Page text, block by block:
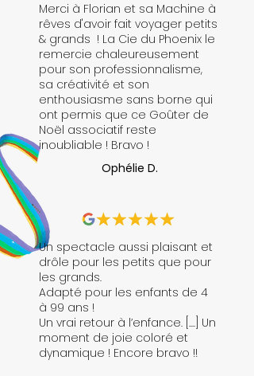
Merci à Florian et sa Machine à
rêves d'avoir fait voyager petits
& grands ! La Cie du Phoenix le
remercie chaleureusement
pour son professionnalisme,
sa créativité et son
enthousiasme sans borne qui
ont permis que ce Goûter de
Noël associatif reste
inoubliable ! Bravo !
Ophélie D.
Un spectacle aussi plaisant et
drôle pour les petits que pour
les grands.
Adapté pour les enfants de 4
à 99 ans !
Un vrai retour à l’enfance. [....] Un
moment de joie coloré et
dynamique ! Encore bravo !!